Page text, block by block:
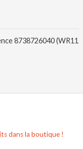
8738726040 (WR11
dans la boutique !